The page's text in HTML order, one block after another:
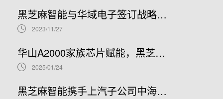
黑芝麻智能与华域电子签订战略合作协议，协力赋能智能汽车产业链
2023/11/27
华山A2000家族芯片赋能，黑芝麻智能与美光科技合作拓展ADAS方案性能边界
2025/01/24
黑芝麻智能携手上汽子公司中海庭，拓展智能网联汽车生态朋友圈